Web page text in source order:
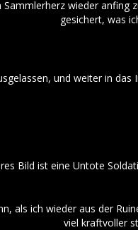
Sammlerherz wieder anfing
gesichert, was
und weiter in
Bild ist eine Untote
als ich wieder aus der
viel kraftvoller